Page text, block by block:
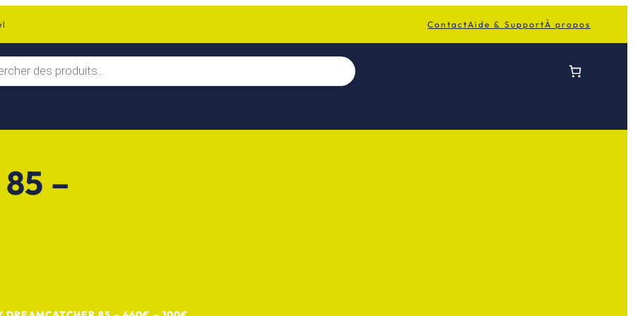
ContactAide & SupportÀ propos
–